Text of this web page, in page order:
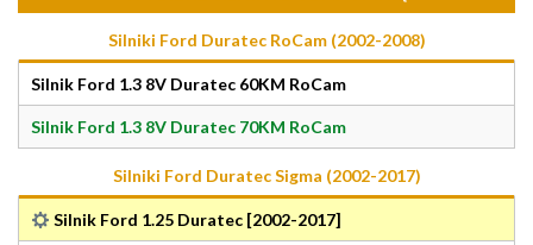
Silniki Ford Duratec RoCam (2002-2008)
Silnik Ford 1.3 8V Duratec 60KM RoCam
Silnik Ford 1.3 8V Duratec 70KM RoCam
Silniki Ford Duratec Sigma (2002-2017)
Silnik Ford 1.25 Duratec [2002-2017]